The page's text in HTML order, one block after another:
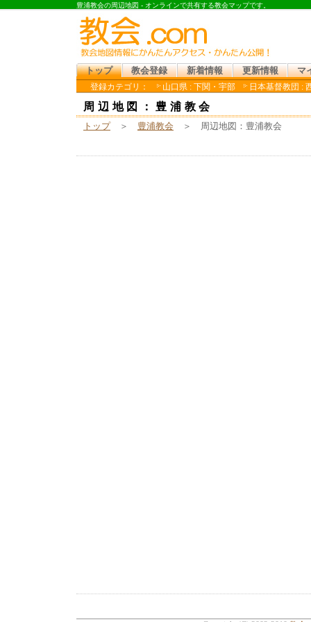
豊浦教会の周辺地図 - オンラインで共有する教会マップです。
トップ 教会登録 新着情報 更新情報
マ
登録カテゴリ：
山口県 : 下関・宇部 日本基督教団 :
周辺地図：豊浦教会
トップ ＞ 豊浦教会 ＞ 周辺地図：豊浦教会